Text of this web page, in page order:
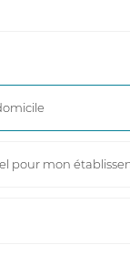
pour mon